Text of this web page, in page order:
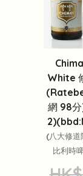
White
網 98
(八大修
比利時